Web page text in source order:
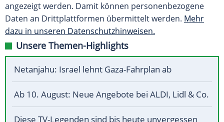
angezeigt werden. Damit können personenbezogene
Daten an Drittplattformen übermittelt werden. Mehr
dazu in unseren Datenschutzhinweisen.
Unsere Themen-Highlights
Netanjahu: Israel lehnt Gaza-Fahrplan ab
Ab 10. August: Neue Angebote bei ALDI, Lidl & Co.
Diese TV-Legenden sind bis heute unvergessen